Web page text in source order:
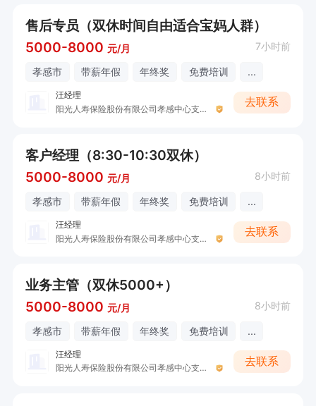
售后专员（双休时间自由适合宝妈人群）
5000-8000 元/月 7小时前
孝感市 带薪年假 年终奖 免费培训 ...
汪经理
阳光人寿保险股份有限公司孝感中心支公司
去联系
客户经理（8:30-10:30双休）
5000-8000 元/月 8小时前
孝感市 带薪年假 年终奖 免费培训 ...
汪经理
阳光人寿保险股份有限公司孝感中心支公司
去联系
业务主管（双休5000+）
5000-8000 元/月 8小时前
孝感市 带薪年假 年终奖 免费培训 ...
汪经理
阳光人寿保险股份有限公司孝感中心支公司
去联系